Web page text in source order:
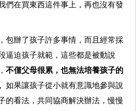
們在買東西這件事上，再也沒有發
包辦了孩子許多事情，而且經常採
逼迫孩子就範，這些都是被動說
不僅父母很累，也無法培養孩子的
如果讓孩子從小就有意識地參與說
的看法，共同協商解決辦法，慢慢